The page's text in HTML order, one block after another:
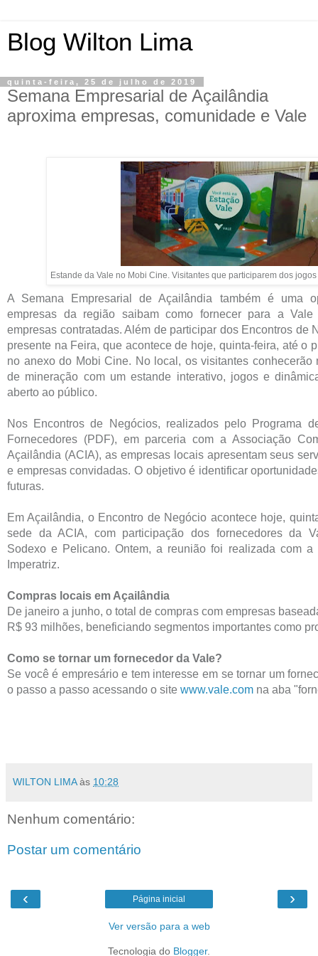
Blog Wilton Lima
quinta-feira, 25 de julho de 2019
Semana Empresarial de Açailândia
aproxima empresas, comunidade e Vale
Estande da Vale no Mobi Cine. Visitantes que participarem dos
A Semana Empresarial de Açailândia também é uma
empresas da região saibam como fornecer para a
empresas contratadas. Além de participar dos Encontros de
presente na Feira, que acontece de hoje, quinta-feira, até o
no anexo do Mobi Cine. No local, os visitantes conhecerão
de mineração com um estande interativo, jogos e
aberto ao público.
Nos Encontros de Negócios, realizados pelo Programa
Fornecedores (PDF), em parceria com a Associação
Açailândia (ACIA), as empresas locais apresentam seus
e empresas convidadas. O objetivo é identificar
futuras.
Em Açailândia, o Encontro de Negócio acontece hoje,
sede da ACIA, com participação dos fornecedores da
Sodexo e Pelicano. Ontem, a reunião foi realizada com a
Imperatriz.
Compras locais em Açailândia
De janeiro a junho, o total de compras com empresas
R$ 93 milhões, beneficiando segmentos importantes como
Como se tornar um fornecedor da Vale?
Se você é empresário e tem interesse em se tornar um
o passo a passo acessando o site www.vale.com na aba
WILTON LIMA às 10:28
Nenhum comentário:
Postar um comentário
‹ ›
Página inicial
Ver versão para a web
Tecnologia do Blogger.